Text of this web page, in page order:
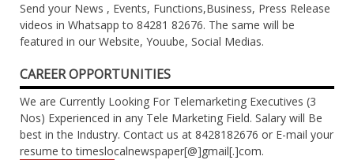
Send your News , Events, Functions,Business, Press Release
videos in Whatsapp to 84281 82676. The same will be
featured in our Website, Youube, Social Medias.
CAREER OPPORTUNITIES
We are Currently Looking For Telemarketing Executives (3
Nos) Experienced in any Tele Marketing Field. Salary will Be
best in the Industry. Contact us at 8428182676 or E-mail your
resume to timeslocalnewspaper[@]gmail[.]com.